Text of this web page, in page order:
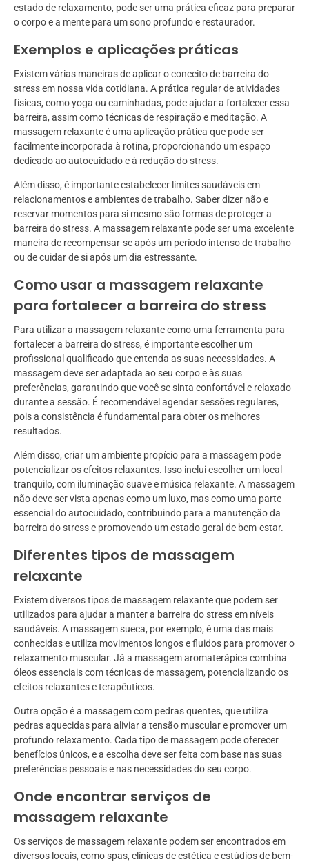
estado de relaxamento, pode ser uma prática eficaz para preparar
o corpo e a mente para um sono profundo e restaurador.
Exemplos e aplicações práticas
Existem várias maneiras de aplicar o conceito de barreira do
stress em nossa vida cotidiana. A prática regular de atividades
físicas, como yoga ou caminhadas, pode ajudar a fortalecer essa
barreira, assim como técnicas de respiração e meditação. A
massagem relaxante é uma aplicação prática que pode ser
facilmente incorporada à rotina, proporcionando um espaço
dedicado ao autocuidado e à redução do stress.
Além disso, é importante estabelecer limites saudáveis em
relacionamentos e ambientes de trabalho. Saber dizer não e
reservar momentos para si mesmo são formas de proteger a
barreira do stress. A massagem relaxante pode ser uma excelente
maneira de recompensar-se após um período intenso de trabalho
ou de cuidar de si após um dia estressante.
Como usar a massagem relaxante
para fortalecer a barreira do stress
Para utilizar a massagem relaxante como uma ferramenta para
fortalecer a barreira do stress, é importante escolher um
profissional qualificado que entenda as suas necessidades. A
massagem deve ser adaptada ao seu corpo e às suas
preferências, garantindo que você se sinta confortável e relaxado
durante a sessão. É recomendável agendar sessões regulares,
pois a consistência é fundamental para obter os melhores
resultados.
Além disso, criar um ambiente propício para a massagem pode
potencializar os efeitos relaxantes. Isso inclui escolher um local
tranquilo, com iluminação suave e música relaxante. A massagem
não deve ser vista apenas como um luxo, mas como uma parte
essencial do autocuidado, contribuindo para a manutenção da
barreira do stress e promovendo um estado geral de bem-estar.
Diferentes tipos de massagem
relaxante
Existem diversos tipos de massagem relaxante que podem ser
utilizados para ajudar a manter a barreira do stress em níveis
saudáveis. A massagem sueca, por exemplo, é uma das mais
conhecidas e utiliza movimentos longos e fluidos para promover o
relaxamento muscular. Já a massagem aromaterápica combina
óleos essenciais com técnicas de massagem, potencializando os
efeitos relaxantes e terapêuticos.
Outra opção é a massagem com pedras quentes, que utiliza
pedras aquecidas para aliviar a tensão muscular e promover um
profundo relaxamento. Cada tipo de massagem pode oferecer
benefícios únicos, e a escolha deve ser feita com base nas suas
preferências pessoais e nas necessidades do seu corpo.
Onde encontrar serviços de
massagem relaxante
Os serviços de massagem relaxante podem ser encontrados em
diversos locais, como spas, clínicas de estética e estúdios de bem-